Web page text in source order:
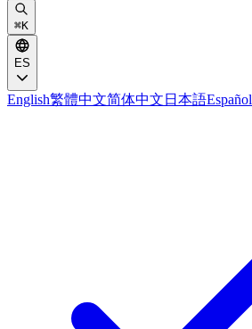
⌘K
ES
English繁體中文简体中文 日本語Español